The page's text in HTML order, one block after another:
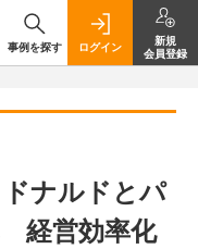
事例を探す ログイン
新規
会員登録
ナルドとパ
経営効率化